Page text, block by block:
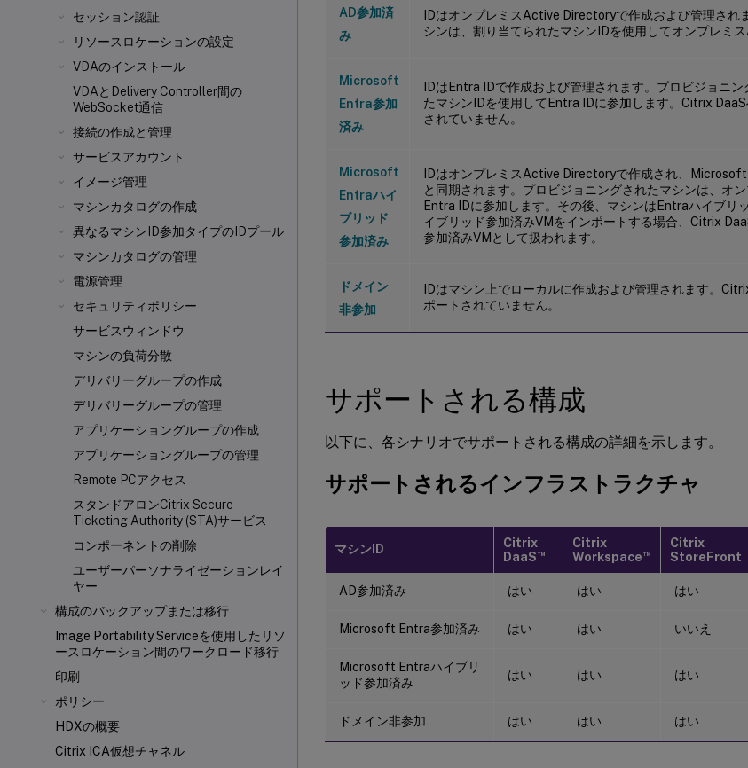
セッション認証
リソースロケーションの設定
VDAのインストール
VDAとDelivery Controller間の
WebSocket通信
接続の作成と管理
サービスアカウント
イメージ管理
マシンカタログの作成
異なるマシンID参加タイプのIDプール
マシンカタログの管理
電源管理
セキュリティポリシー
サービスウィンドウ
マシンの負荷分散
デリバリーグループの作成
デリバリーグループの管理
アプリケーショングループの作成
アプリケーショングループの管理
Remote PCアクセス
スタンドアロンCitrix Secure
Ticketing Authority (STA)サービス
コンポーネントの削除
ユーザーパーソナライゼーションレイ
ヤー
構成のバックアップまたは移行
Image Portability Serviceを使用したリソ
ースロケーション間のワークロード移行
印刷
ポリシー
HDXの概要
Citrix ICA仮想チャネル
AD参加済
み
IDはオンプレミスActive Directoryで作成および管理され
シンは、割り当てられたマシンIDを使用してオンプレミ
Microsoft
Entra参加
済み
IDはEntra IDで作成および管理されます。プロビジョニ
たマシンIDを使用してEntra IDに参加します。Citrix
されていません。
Microsoft
Entraハイ
ブリッド
参加済み
IDはオンプレミスActive Directoryで作成され、
と同期されます。プロビジョニングされたマシンは、オ
Entra IDに参加します。その後、マシンはEntraハイブリ
イブリッド参加済みVMをインポートする場合、Citrix
参加済みVMとして扱われます。
ドメイン
非参加
IDはマシン上でローカルに作成および管理されます。
ポートされていません。
サポートされる構成
以下に、各シナリオでサポートされる構成の詳細を示します。
サポートされるインフラストラクチャ
マシンID
Citrix
DaaS™
Citrix
Workspace™
Citrix
StoreFront
AD参加済み はい はい はい
Microsoft Entra参加済み はい はい いいえ
Microsoft Entraハイブリ
ッド参加済み
はい はい はい
ドメイン非参加 はい はい はい